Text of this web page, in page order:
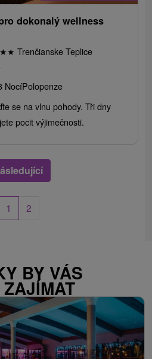
dokonalý wellness
★★ Trenčianske Teplice
NocíPolopenze
se na vlnu pohody. Tři dny
pocit výjimečnosti.
1 2
BY VÁS